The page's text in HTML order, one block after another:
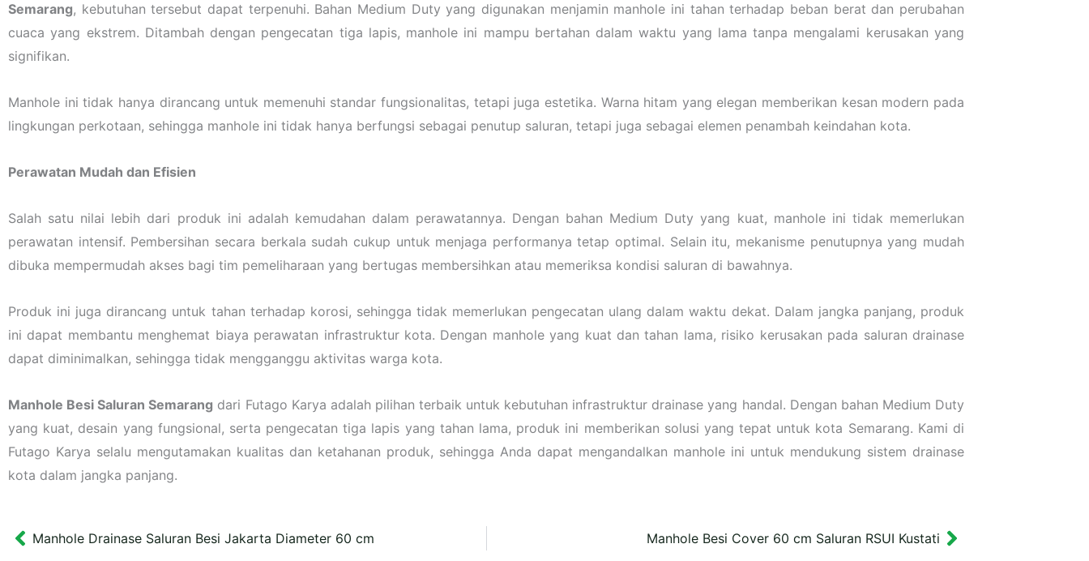
Semarang, kebutuhan tersebut dapat terpenuhi. Bahan Medium Duty yang digunakan menjamin manhole ini tahan terhadap beban berat dan perubahan
cuaca yang ekstrem. Ditambah dengan pengecatan tiga lapis, manhole ini mampu bertahan dalam waktu yang lama tanpa mengalami kerusakan yang
signifikan.
Manhole ini tidak hanya dirancang untuk memenuhi standar fungsionalitas, tetapi juga estetika. Warna hitam yang elegan memberikan kesan modern pada
lingkungan perkotaan, sehingga manhole ini tidak hanya berfungsi sebagai penutup saluran, tetapi juga sebagai elemen penambah keindahan kota.
Perawatan Mudah dan Efisien
Salah satu nilai lebih dari produk ini adalah kemudahan dalam perawatannya. Dengan bahan Medium Duty yang kuat, manhole ini tidak memerlukan
perawatan intensif. Pembersihan secara berkala sudah cukup untuk menjaga performanya tetap optimal. Selain itu, mekanisme penutupnya yang mudah
dibuka mempermudah akses bagi tim pemeliharaan yang bertugas membersihkan atau memeriksa kondisi saluran di bawahnya.
Produk ini juga dirancang untuk tahan terhadap korosi, sehingga tidak memerlukan pengecatan ulang dalam waktu dekat. Dalam jangka panjang, produk
ini dapat membantu menghemat biaya perawatan infrastruktur kota. Dengan manhole yang kuat dan tahan lama, risiko kerusakan pada saluran drainase
dapat diminimalkan, sehingga tidak mengganggu aktivitas warga kota.
Manhole Besi Saluran Semarang dari Futago Karya adalah pilihan terbaik untuk kebutuhan infrastruktur drainase yang handal. Dengan bahan Medium Duty
yang kuat, desain yang fungsional, serta pengecatan tiga lapis yang tahan lama, produk ini memberikan solusi yang tepat untuk kota Semarang. Kami di
Futago Karya selalu mengutamakan kualitas dan ketahanan produk, sehingga Anda dapat mengandalkan manhole ini untuk mendukung sistem drainase
kota dalam jangka panjang.
Prev
Manhole Drainase Saluran Besi Jakarta Diameter 60 cm Manhole Besi Cover 60 cm Saluran RSUI Kustati Next